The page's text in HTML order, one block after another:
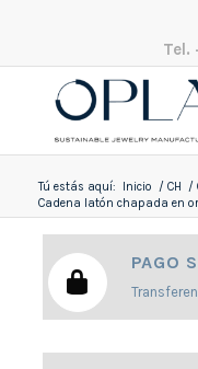
Tel.
Tú estás aquí: Inicio / CH /
Cadena latón chapada en oro
PAGO